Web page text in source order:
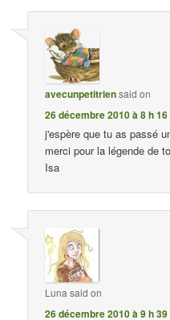
avecunpetitriensaid on
26 décembre 2010 à 8 h
j'espère que tu as passé
merci pour la légende de
Isa
Luna said on
26 décembre 2010 à 9 h